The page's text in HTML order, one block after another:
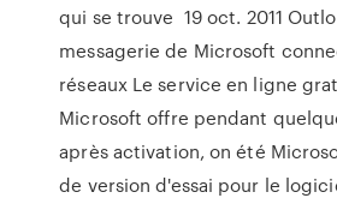
qui se trouve 19 oct. 2011
messagerie de Microsoft
réseaux Le service en ligne
Microsoft offre pendant
après activation, on été
de version d'essai pour le